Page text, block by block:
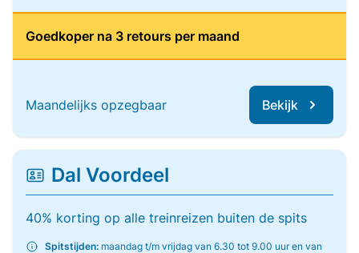
Goedkoper na 3 retours per maand
Maandelijks opzegbaar Bekijk
Dal Voordeel
40% korting op alle treinreizen buiten de spits
Spitstijden: maandag t/m vrijdag van 6.30 tot 9.00 uur en van